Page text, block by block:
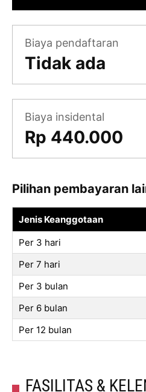
Biaya pendaftaran
Tidak ada
Biaya insidental
Rp 440.000
Pilihan pembayaran
Jenis Keanggotaan
Per 3 hari
Per 7 hari
Per 3 bulan
Per 6 bulan
Per 12 bulan
FASILITAS &